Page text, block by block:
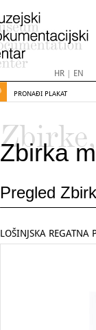
HR| EN
PRONAĐI PLAKAT
Zbirka
Pregled
LOŠINJSKA REGATNA